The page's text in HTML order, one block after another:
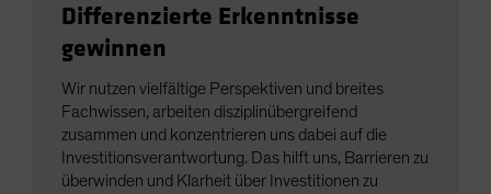
Differenzierte Erkenntnisse
gewinnen
Wir nutzen vielfältige Perspektiven und breites
Fachwissen, arbeiten disziplinübergreifend
zusammen und konzentrieren uns dabei auf die
Investitionsverantwortung. Das hilft uns, Barrieren zu
überwinden und Klarheit über Investitionen zu